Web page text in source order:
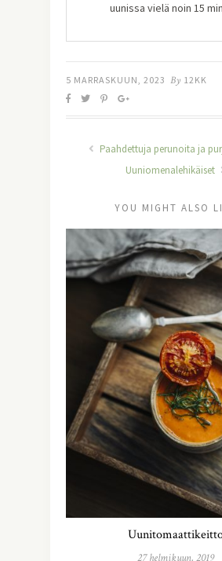
uunissa vielä noin 15
5 MARRASKUUN, 2023 By 12KK
Paahdettuja perunoita ja
Uuniomenalehikäiset
YOU MIGHT ALSO
27 helmikuun, 2019